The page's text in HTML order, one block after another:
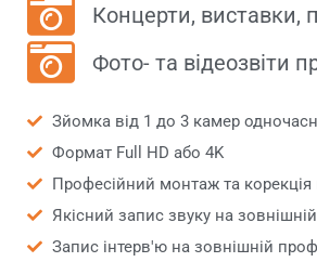
Концерти, виставки,
Фото- та відеозвіти
Зйомка від 1 до 3 камер
Формат Full HD або 4K
Професійний монтаж та корекція
Якісний запис звуку на
Запис інтерв'ю на зовнішній